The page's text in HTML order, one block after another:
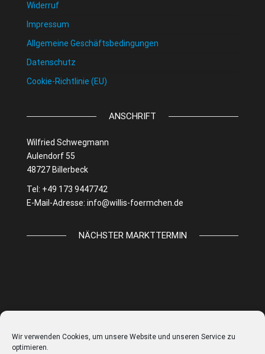
Wir verwenden Cookies, um unsere Website und unseren Service zu
optimieren.
Widerruf
Impressum
Allgemeine Geschäftsbedingungen
Datenschutz
Cookie-Richtlinie (EU)
ANSCHRIFT
Wilfried Schwegmann
Aulendorf 55
48727 Billerbeck
Tel: +49 173 9447742
E-Mail-Adresse: info@willis-foermchen.de
NÄCHSTER MARKTTERMIN